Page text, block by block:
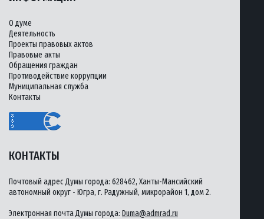
КОНТАКТЫ
Почтовый адрес Думы города: 628462, Ханты-Мансийский
автономный округ - Югра, г. Радужный, микрорайон 1, дом 2.
Электронная почта Думы города: Duma@admrad.ru
О думе
Деятельность
Проекты правовых актов
Правовые акты
Обращения граждан
Противодействие коррупции
Муниципальная служба
Контакты